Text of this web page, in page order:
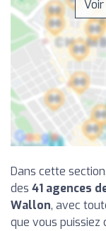
Dans cette
des 41 agences
Wallon, avec
que vous puissiez